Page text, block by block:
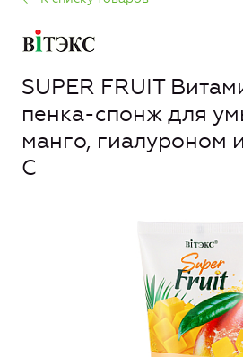
SUPER FRUIT
пенка-спонж для
манго, гиалуроном
С